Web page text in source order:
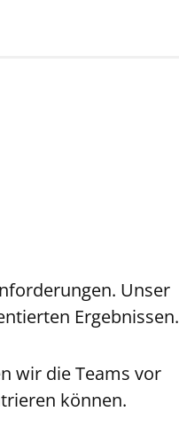
Unser
Ergebnissen.
wir die Teams vor
können.